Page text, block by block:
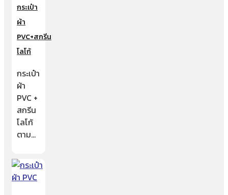
กระเป๋า
ผ้า
PVC+สกรีน
โลโก้
กระเป๋า
ผ้า
PVC +
สกรีน
โลโก้
ตาม…